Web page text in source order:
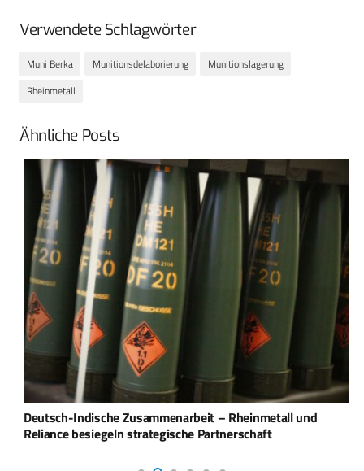
Verwendete Schlagwörter
Muni Berka Munitionsdelaborierung
Munitionslagerung
Rheinmetall
Ähnliche Posts
Deutsch-Indische Zusammenarbeit – Rheinmetall und
Reliance besiegeln strategische Partnerschaft